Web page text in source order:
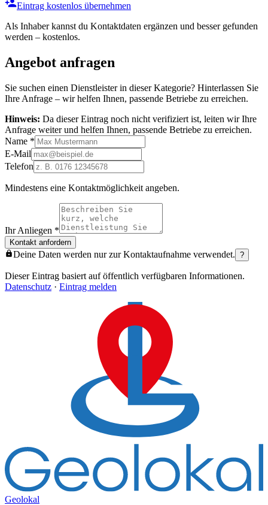
Eintrag kostenlos übernehmen
Als Inhaber kannst du Kontaktdaten ergänzen und besser gefunden
werden – kostenlos.
Angebot anfragen
Sie suchen einen Dienstleister in dieser Kategorie? Hinterlassen Sie
Ihre Anfrage – wir helfen Ihnen, passende Betriebe zu erreichen.
Hinweis: Da dieser Eintrag noch nicht verifiziert ist, leiten wir Ihre
Anfrage weiter und helfen Ihnen, passende Betriebe zu erreichen.
Name *
E-Mail
Telefon
Mindestens eine Kontaktmöglichkeit angeben.
Ihr Anliegen *
Kontakt anfordern
Deine Daten werden nur zur Kontaktaufnahme verwendet. ?
Dieser Eintrag basiert auf öffentlich verfügbaren Informationen.
Datenschutz · Eintrag melden
Geolokal